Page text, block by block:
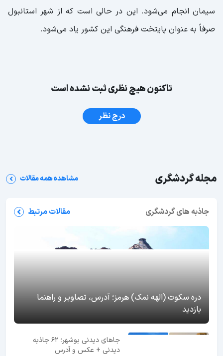
سیمان انجام می‌شود. این در حالی است که از شهر استانبول
صرفاً به عنوان پایتخت فرهنگی این کشور یاد می‌شود.
تاکنون هیچ نظری ثبت نشده است
درج نظر
مجله گردشگری مشاهده همه مقالات
جاذبه های گردشگری مقالات مرتبط
دره سکوت (الهه نمک) هرمز؛ آدرس، تصاویر و راهنما
بازدید
جاهای دیدنی بوشهر؛ 62 جاذبه
دیدنی + عکس و آدرس